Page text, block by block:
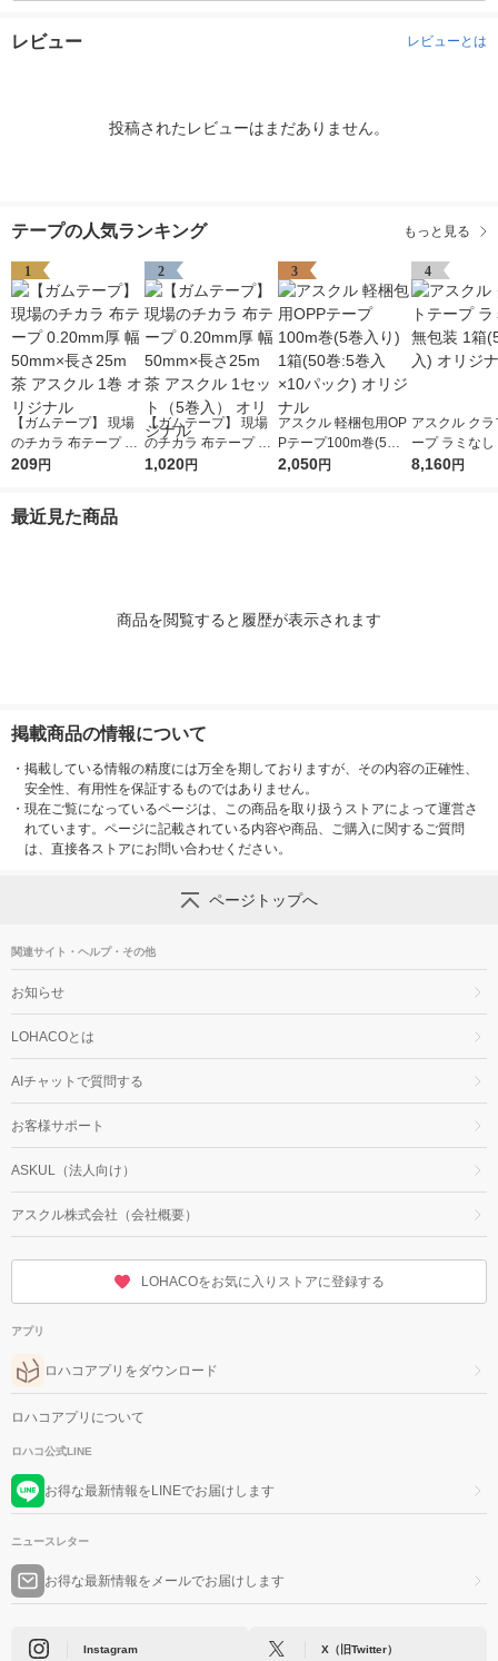
レビュー レビューとは
投稿されたレビューはまだありません。
テープの人気ランキング もっと見る
1
【ガムテープ】 現場
のチカラ 布テープ 0.2
0mm厚 幅50mm×長さ
209円
2
【ガムテープ】 現場
のチカラ 布テープ 0.2
0mm厚 幅50mm×長さ
1,020円
3
アスクル 軽梱包用OP
Pテープ100m巻(5巻
入り) 1箱(50巻:5巻入
2,050円
4
アスクル ク
ープ ラミな
1箱(50巻入)
8,160円
最近見た商品
商品を閲覧すると履歴が表示されます
掲載商品の情報について
・ 掲載している情報の精度には万全を期しておりますが、その内容の正確性、
安全性、有用性を保証するものではありません。
・ 現在ご覧になっているページは、この商品を取り扱うストアによって運営さ
れています。ページに記載されている内容や商品、ご購入に関するご質問
は、直接各ストアにお問い合わせください。
ページトップへ
関連サイト・ヘルプ・その他
お知らせ
LOHACOとは
AIチャットで質問する
お客様サポート
ASKUL（法人向け）
アスクル株式会社（会社概要）
LOHACOをお気に入りストアに登録する
アプリ
ロハコアプリをダウンロード
ロハコアプリについて
ロハコ公式LINE
お得な最新情報をLINEでお届けします
ニュースレター
お得な最新情報をメールでお届けします
Instagram X（旧Twitter）